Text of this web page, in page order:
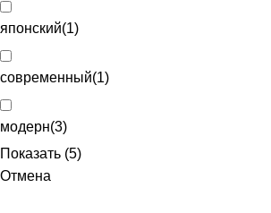
японский(1)
современный(1)
модерн(3)
Показать (5)
Отмена